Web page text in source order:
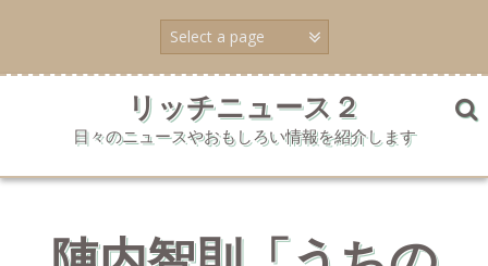
ン
ッ
リッチニュース２
日々のニュースやおもしろい情報を紹介します